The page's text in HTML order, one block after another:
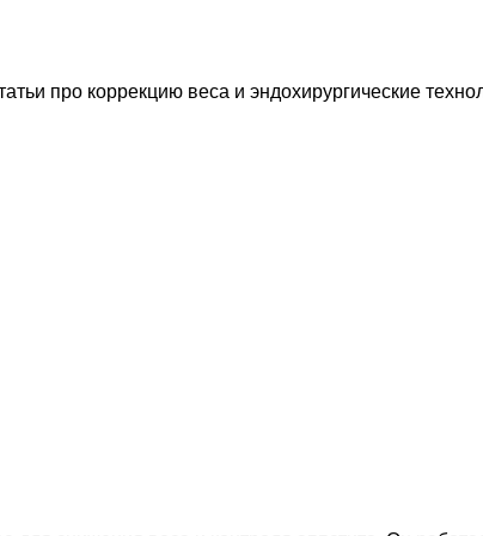
про коррекцию веса и эндохирургические